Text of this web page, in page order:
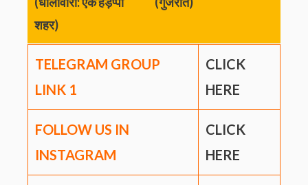
शहर)
TELEGRAM GROUP
LINK 1
CLICK
HERE
FOLLOW US IN
INSTAGRAM
CLICK
HERE